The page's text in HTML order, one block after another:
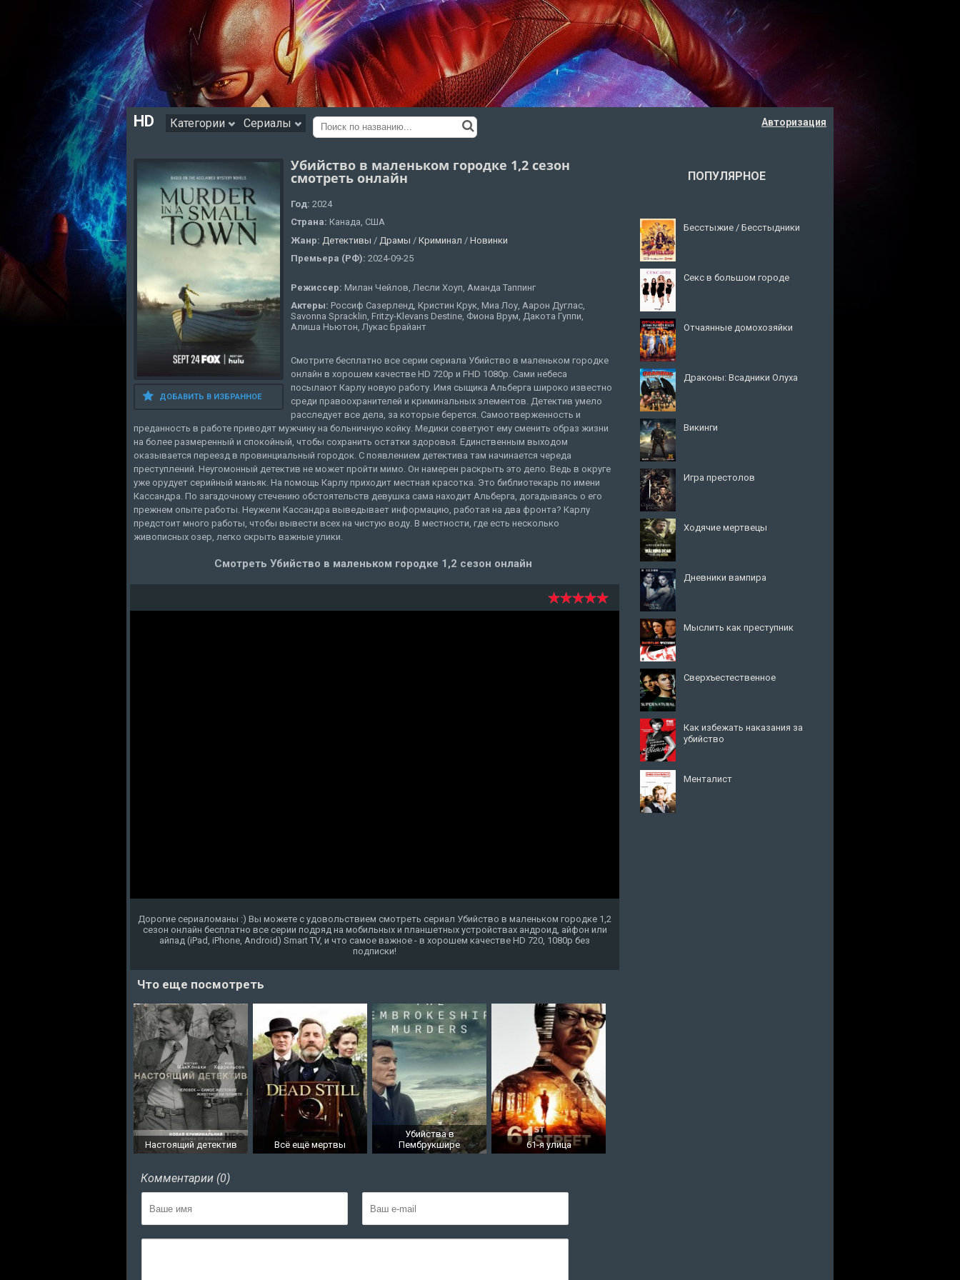
HD Категории Сериалы Авторизация
ДОБАВИТЬ В ИЗБРАННОЕ
Убийство в маленьком городке 1,2 сезон
смотреть онлайн
Год: 2024
Страна: Канада, США
Жанр: Детективы / Драмы / Криминал / Новинки
Премьера (РФ): 2024-09-25
Режиссер: Милан Чейлов, Лесли Хоуп, Аманда Таппинг
Актеры: Россиф Сазерленд, Кристин Крук, Миа Лоу, Аарон Дуглас,
Savonna Spracklin, Fritzy-Klevans Destine, Фиона Врум, Дакота Гуппи,
Алиша Ньютон, Лукас Брайант
Смотрите бесплатно все серии сериала Убийство в маленьком городке
онлайн в хорошем качестве HD 720p и FHD 1080p. Сами небеса
посылают Карлу новую работу. Имя сыщика Альберга широко известно
среди правоохранителей и криминальных элементов. Детектив умело
расследует все дела, за которые берется. Самоотверженность и
преданность в работе приводят мужчину на больничную койку. Медики советуют ему сменить образ жизни
на более размеренный и спокойный, чтобы сохранить остатки здоровья. Единственным выходом
оказывается переезд в провинциальный городок. С появлением детектива там начинается череда
преступлений. Неугомонный детектив не может пройти мимо. Он намерен раскрыть это дело. Ведь в округе
уже орудует серийный маньяк. На помощь Карлу приходит местная красотка. Это библиотекарь по имени
Кассандра. По загадочному стечению обстоятельств девушка сама находит Альберга, догадываясь о его
прежнем опыте работы. Неужели Кассандра выведывает информацию, работая на два фронта? Карлу
предстоит много работы, чтобы вывести всех на чистую воду. В местности, где есть несколько
живописных озер, легко скрыть важные улики.
Смотреть Убийство в маленьком городке 1,2 сезон онлайн
Дорогие сериаломаны :) Вы можете с удовольствием смотреть сериал Убийство в маленьком городке 1,2
сезон онлайн бесплатно все серии подряд на мобильных и планшетных устройствах андроид, айфон или
айпад (iPad, iPhone, Android) Smart TV, и что самое важное - в хорошем качестве HD 720, 1080p без
подписки!
Что еще посмотреть
Настоящий детектив Всё ещё мертвы
Убийства в
Пембрукшире
61-я улица
Комментарии (0)
ПОПУЛЯРНОЕ
Бесстыжие / Бесстыдники
Секс в большом городе
Отчаянные домохозяйки
Драконы: Всадники Олуха
Викинги
Игра престолов
Ходячие мертвецы
Дневники вампира
Мыслить как преступник
Сверхъестественное
Как избежать наказания за
убийство
Менталист